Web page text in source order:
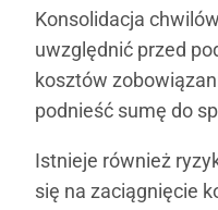
Konsolidacja
uwzględnić przed
kosztów
podnieść sumę do
Istnieje również
się na zaciągnięcie